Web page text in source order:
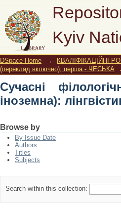
Kyiv
Сучасні
перекладознавство
DSpace Home → КВАЛІФІКАЦІЙНІ
(переклад включно), перша - ЧЕСЬКА
Сучасні
іноземна):
Browse by
By Issue Date
Authors
Titles
Subjects
Search within this collection: